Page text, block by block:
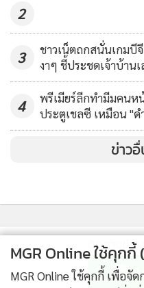
2
3
ชาวเน็ตถกสนั่นเกมบี
งาๆ ชี้ประชดเจ้าบ้าน
4
พรีเมียร์ลีกทำมีมคนห
ประตูเชลซี เหมือน "ด
ข่าว
ติดตามข่าว
MGR Online ใช้คุกกี้
MGR Online ใช้คุกกี้ เพื่อจั